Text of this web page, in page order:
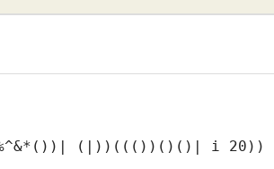
)| (|) ) ((() ) () () | i 20 ))